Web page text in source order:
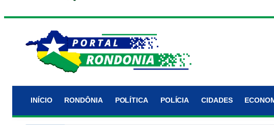
INÍCIO RONDÔNIA POLÍTICA POLÍCIA CIDADES